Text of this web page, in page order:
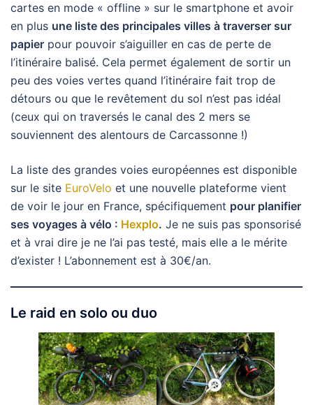
cartes en mode « offline » sur le smartphone et avoir
en plus une liste des principales villes à traverser sur
papier pour pouvoir s’aiguiller en cas de perte de
l’itinéraire balisé. Cela permet également de sortir un
peu des voies vertes quand l’itinéraire fait trop de
détours ou que le revêtement du sol n’est pas idéal
(ceux qui on traversés le canal des 2 mers se
souviennent des alentours de Carcassonne !)
La liste des grandes voies européennes est disponible
sur le site EuroVelo et une nouvelle plateforme vient
de voir le jour en France, spécifiquement pour planifier
ses voyages à vélo : Hexplo. Je ne suis pas sponsorisé
et à vrai dire je ne l’ai pas testé, mais elle a le mérite
d’exister ! L’abonnement est à 30€/an.
Le raid en solo ou duo